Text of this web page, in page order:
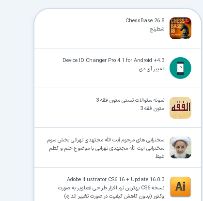
ChessBase 26.8
شطرنج
Device ID Changer Pro 4.1 for Android +4.3
تغییر آی دی
نمونه سئوالات تستی متون فقه 3
متون فقه 3
سخنرانی های مرحوم آیت الله مجتهدی تهرانی بخش سوم
سخنرانی آیت الله مجتهدی تهرانی با موضوع حلم و کظم
غیط
Adobe Illustrator CS6 16 + Update 16.0.3
نسخه CS6 بهترین نرم افزار طراحی تصاویر به صورت
وکتور (بدون کاهش کیفیت در صورت تغییر اندازه)